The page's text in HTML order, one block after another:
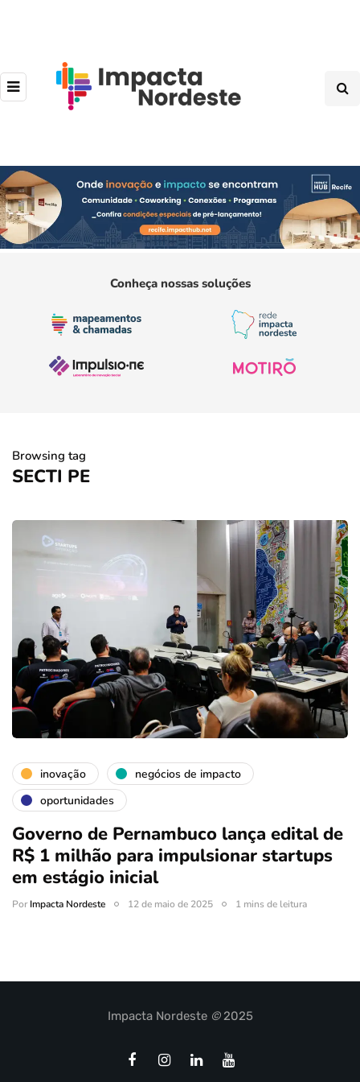
Conheça nossas soluções
Browsing tag
SECTI PE
inovação
negócios de impacto
oportunidades
Governo de Pernambuco lança edital de
R$ 1 milhão para impulsionar startups
em estágio inicial
PorImpacta Nordeste 12 de maio de 2025 1 mins de leitura
Impacta Nordeste ©2025